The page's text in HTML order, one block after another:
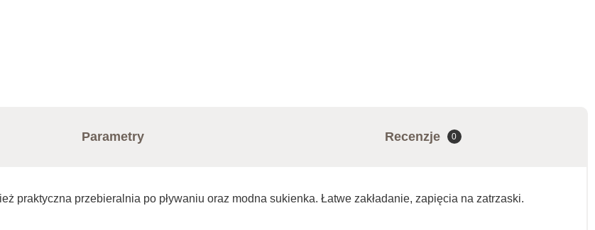
Parametry Recenzje 0
praktyczna przebieralnia po pływaniu oraz modna sukienka. Łatwe zakładanie, zapięcia na zatrzaski.